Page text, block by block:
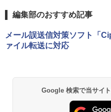
編集部のおすすめ記事
メール誤送信対策ソフト「
ァイル転送に対応
Google 検索で当サイ